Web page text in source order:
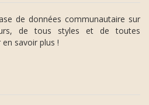
de données communautaire sur
de tous styles et de toutes
en savoir plus !